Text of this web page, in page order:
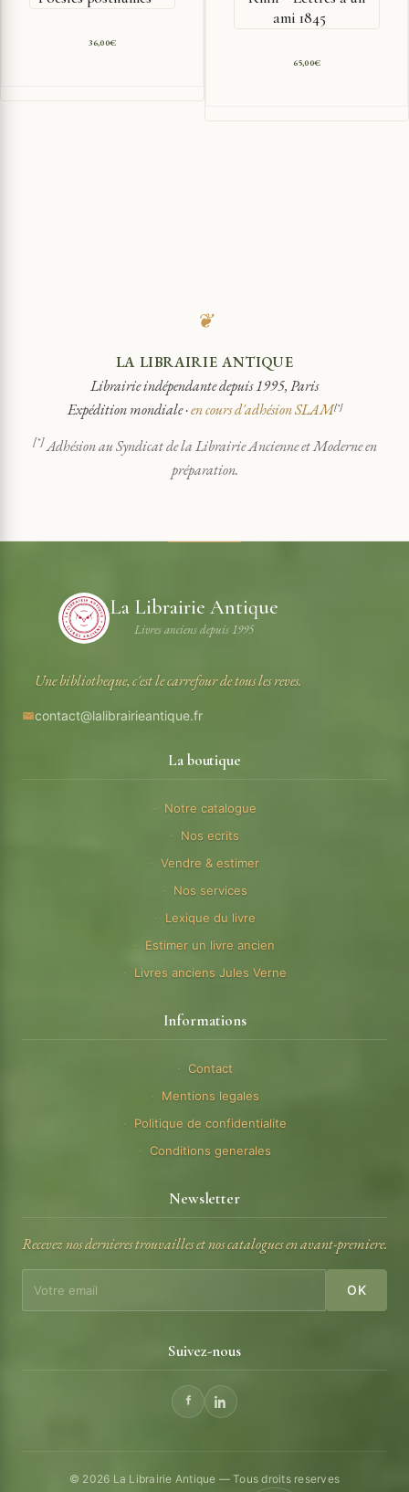
36,00€
ami 1845
65,00€
❦
LA LIBRAIRIE ANTIQUE
Librairie indépendante depuis 1995, Paris
Expédition mondiale ·en cours d'adhésion SLAM[*]
[*]Adhésion au Syndicat de la Librairie Ancienne et Moderne en
préparation.
La Librairie Antique
Livres anciens depuis 1995
Une bibliotheque, c'est le carrefour de tous les reves.
contact@lalibrairieantique.fr
La boutique
Notre catalogue
Nos ecrits
Vendre & estimer
Nos services
Lexique du livre
Estimer un livre ancien
Livres anciens Jules Verne
Informations
Contact
Mentions legales
Politique de confidentialite
Conditions generales
Newsletter
Recevez nos dernieres trouvailles et nos catalogues en avant-premiere.
OK
Suivez-nous
© 2026 La Librairie Antique — Tous droits reserves